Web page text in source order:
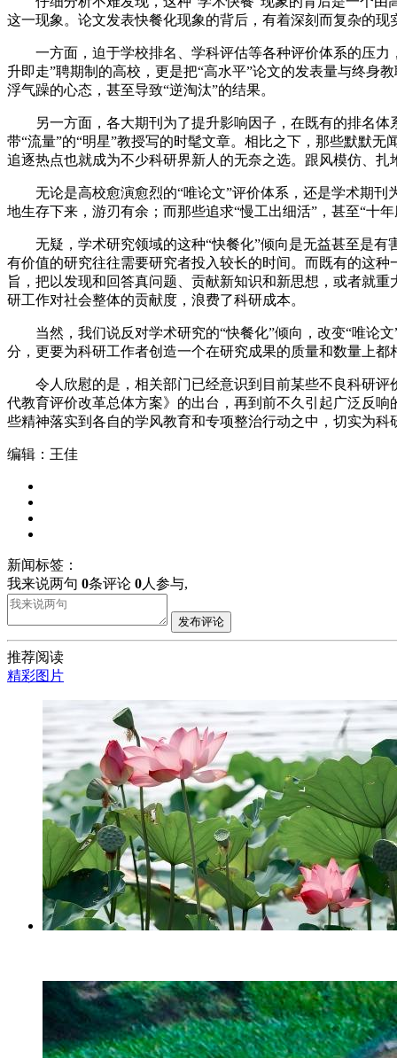
这一现象。论文发表快餐化现象的背后，有着深刻而复杂的现
一方面，迫于学校排名、学科评估等各种评价体系的压力
升即走”聘期制的高校，更是把“高水平”论文的发表量与终身
浮气躁的心态，甚至导致“逆淘汰”的结果。
另一方面，各大期刊为了提升影响因子，在既有的排名体
带“流量”的“明星”教授写的时髦文章。相比之下，那些默默
追逐热点也就成为不少科研界新人的无奈之选。跟风模仿、扎
无论是高校愈演愈烈的“唯论文”评价体系，还是学术期刊
地生存下来，游刃有余；而那些追求“慢工出细活”，甚至“十
无疑，学术研究领域的这种“快餐化”倾向是无益甚至是有
有价值的研究往往需要研究者投入较长的时间。而既有的这
旨，把以发现和回答真问题、贡献新知识和新思想，或者就
研工作对社会整体的贡献度，浪费了科研成本。
当然，我们说反对学术研究的“快餐化”倾向，改变“唯论文
分，更要为科研工作者创造一个在研究成果的质量和数量上
令人欣慰的是，相关部门已经意识到目前某些不良科研评
代教育评价改革总体方案》的出台，再到前不久引起广泛反
些精神落实到各自的学风教育和专项整治行动之中，切实为
编辑：王佳
新闻标签：
我来说两句 0条评论 0人参与,
发布评论
推荐阅读